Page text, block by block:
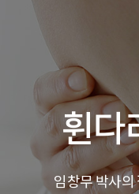
휜다
임창무 박사